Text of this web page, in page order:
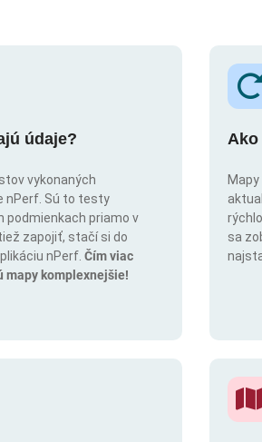
údaje?
vykonaných
nPerf. Sú to testy
podmienkach priamo v
zapojiť, stačí si do
nPerf. Čím viac
mapy komplexnejšie!
Ako
sa